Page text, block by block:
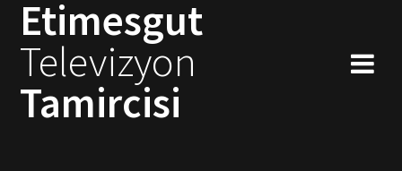
Skip
to
Etimesgut
Televizyon
Tamircisi